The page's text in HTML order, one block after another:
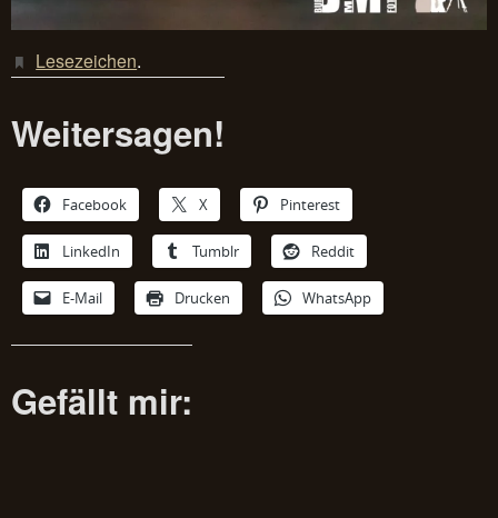
Lesezeichen.
Weitersagen!
Facebook X Pinterest
LinkedIn Tumblr Reddit
E-Mail Drucken WhatsApp
Gefällt mir: